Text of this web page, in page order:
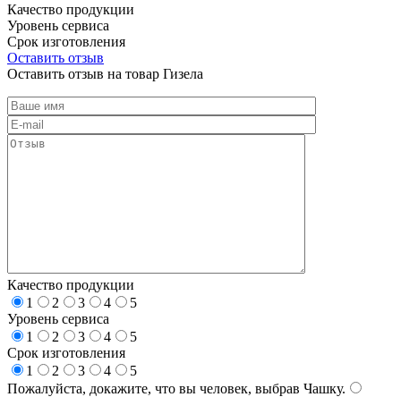
Качество продукции
Уровень сервиса
Срок изготовления
Оставить отзыв
Оставить отзыв на товар Гизела
Качество продукции
1
2 3 4
5
Уровень сервиса
1
2 3 4
5
Срок изготовления
1
2 3 4
5
Пожалуйста, докажите, что вы человек, выбрав Чашку.